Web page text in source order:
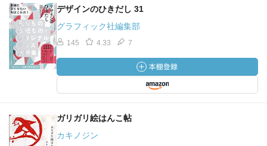
デザインのひきだし 31
グラフィック社編集部
145 4.33 7
ガリガリ絵はんこ帖
カキノジン